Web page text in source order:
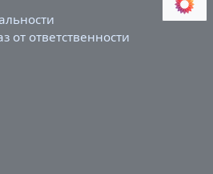
от ответственности